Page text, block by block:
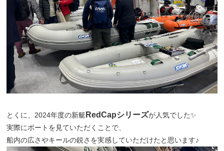
とくに、2024年度の新艇RedCapシリーズが人気でした✨
実際にボートを見ていただくことで、
船内の広さやキールの鋭さを実感していただけたと思います♪